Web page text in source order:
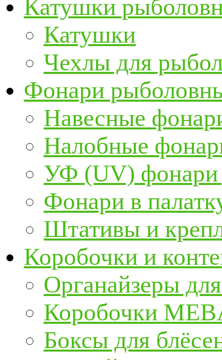
Катушки
Катушки
Чехлы для
Фонари
Навесные
Налобные
УФ (UV) фонари
Фонари в
Штативы и
Коробочки и
Органайзеры
Коробочки
Боксы для